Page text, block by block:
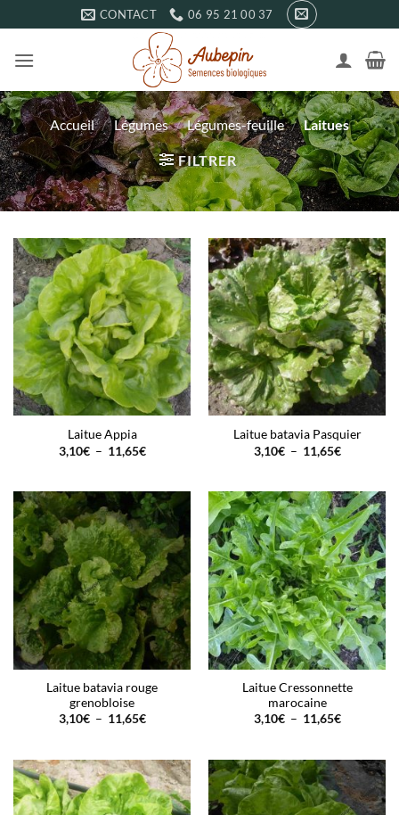
au
contenu
CONTACT 06 95 21 00 37
Accueil / Légumes / Légumes-feuille / Laitues
FILTRER
Laitue Appia
3,10€ – 11,65€Plage
à
11,65€
Laitue batavia Pasquier
3,10€ – 11,65€Plage
à
11,65€
Laitue batavia rouge
grenobloise
3,10€ – 11,65€Plage
à
11,65€
Laitue Cressonnette
marocaine
3,10€ – 11,65€Plage
à
11,65€